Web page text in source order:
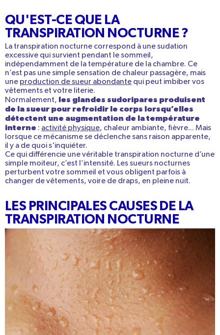
QU'EST-CE QUE LA
TRANSPIRATION NOCTURNE ?
La transpiration nocturne correspond à unesudation
excessive qui survient pendant lesommeil ,
indépendamment de la température de la chambre. Ce
n’est pas une simple sensation de chaleur passagère, mais
une production de sueur abondante qui peut imbiber vos
vêtements et votre literie.
Normalement,
les glandes sudoripares produisent
de la sueur pour refroidir le corps lorsqu’elles
détectent une augmentation de la température
interne : activité physique, chaleur ambiante, fièvre... Mais
lorsque ce mécanisme se déclenche sans raison apparente,
il y a de quoi s'inquiéter.
Ce qui différencie une véritable transpiration nocturne d’une
simple moiteur, c’est l’intensité. Les sueurs nocturnes
perturbent votre sommeil et vous obligent parfois à
changer de vêtements, voire de draps, en pleine nuit.
LES PRINCIPALES CAUSES DE LA
TRANSPIRATION NOCTURNE